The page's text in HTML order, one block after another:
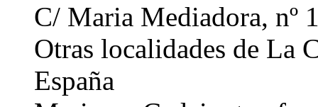
C/ Maria Mediadora, nº
Otras localidades de La
España